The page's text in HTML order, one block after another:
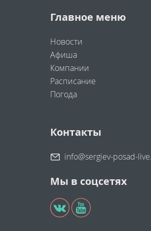
Главное меню
Новости
Афиша
Компании
Расписание
Погода
Контакты
info@sergiev-posad-
Мы в соцсетях